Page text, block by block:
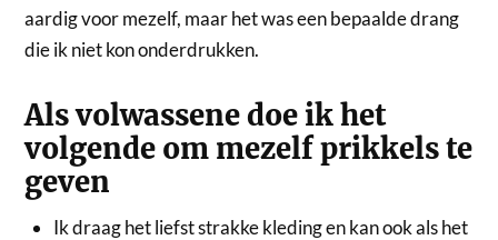
aardig voor mezelf, maar het was een bepaalde drang
die ik niet kon onderdrukken.
Als volwassene doe ik het
volgende om mezelf prikkels te
geven
Ik draag het liefst strakke kleding en kan ook als het